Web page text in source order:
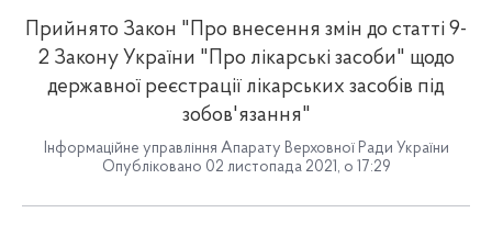
Прийнято Закон "Про внесення змін до статті 9-
2 Закону України "Про лікарські засоби" щодо
державної реєстрації лікарських засобів під
зобов'язання"
Інформаційне управління Апарату Верховної Ради України
Опубліковано 02 листопада 2021, о 17:29